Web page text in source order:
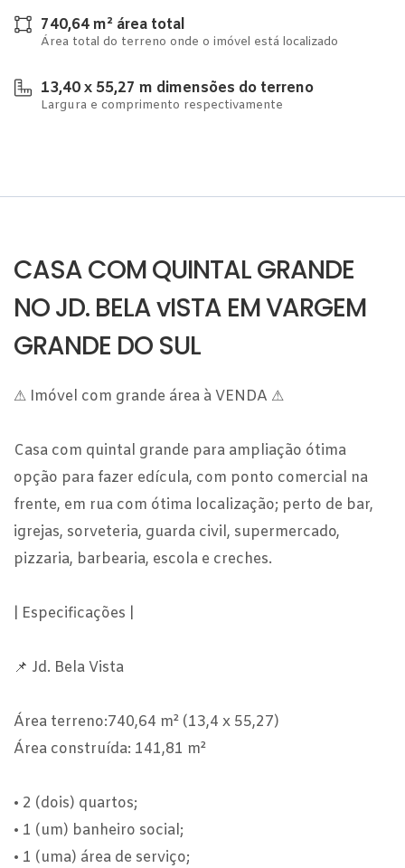
740,64 m² área total
Área total do terreno onde o imóvel está localizado
13,40 x 55,27 m dimensões do terreno
Largura e comprimento respectivamente
CASA COM QUINTAL GRANDE
NO JD. BELA vISTA EM VARGEM
GRANDE DO SUL
⚠ Imóvel com grande área à VENDA ⚠
Casa com quintal grande para ampliação ótima
opção para fazer edícula, com ponto comercial na
frente, em rua com ótima localização; perto de bar,
igrejas, sorveteria, guarda civil, supermercado,
pizzaria, barbearia, escola e creches.
| Especificações |
📌 Jd. Bela Vista
Área terreno:740,64 m² (13,4 x 55,27)
Área construída: 141,81 m²
• 2 (dois) quartos;
• 1 (um) banheiro social;
• 1 (uma) área de serviço;